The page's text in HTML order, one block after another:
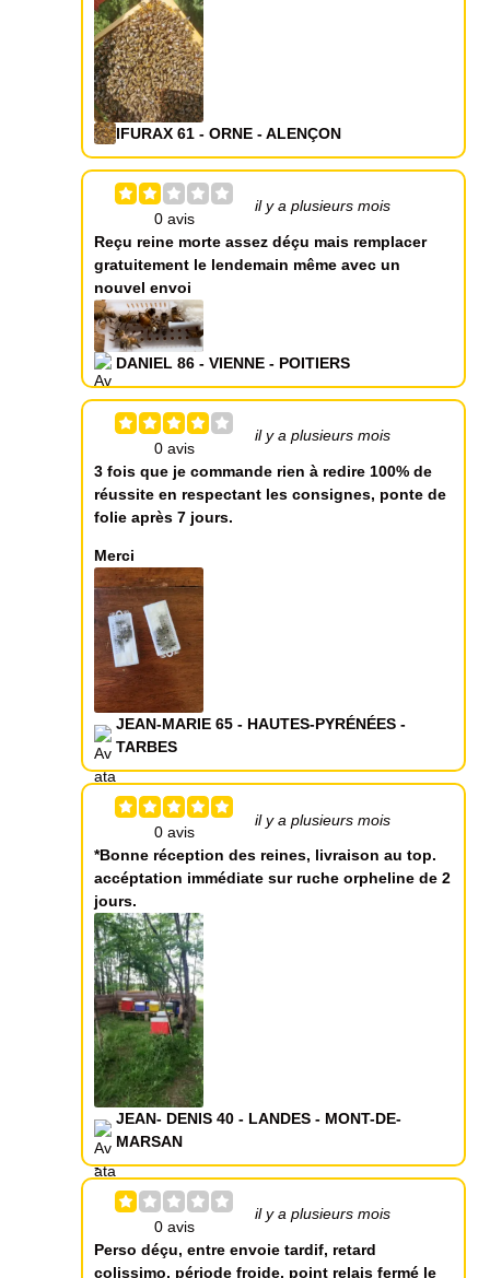
IFURAX 61 - ORNE - ALENÇON
il y a plusieurs mois
Reçu reine morte assez déçu mais remplacer
gratuitement le lendemain même avec un
nouvel envoi
DANIEL 86 - VIENNE - POITIERS
il y a plusieurs mois
3 fois que je commande rien à redire 100% de
réussite en respectant les consignes, ponte de
folie après 7 jours.
Merci
JEAN-MARIE 65 - HAUTES-PYRÉNÉES -
TARBES
il y a plusieurs mois
*Bonne réception des reines, livraison au top.
accéptation immédiate sur ruche orpheline de 2
jours.
JEAN- DENIS 40 - LANDES - MONT-DE-
MARSAN
il y a plusieurs mois
Perso déçu, entre envoie tardif, retard
colissimo, période froide, point relais fermé le